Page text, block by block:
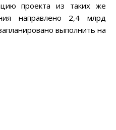
проекта из таких же
направлено 2,4 млрд
выполнить на